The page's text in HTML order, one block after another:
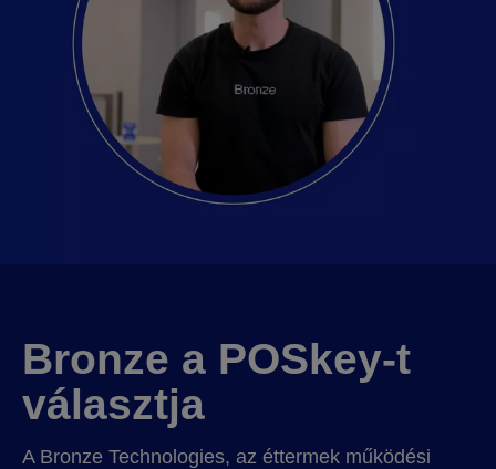
Bronze a POSkey-t
választja
A Bronze Technologies, az éttermek működési